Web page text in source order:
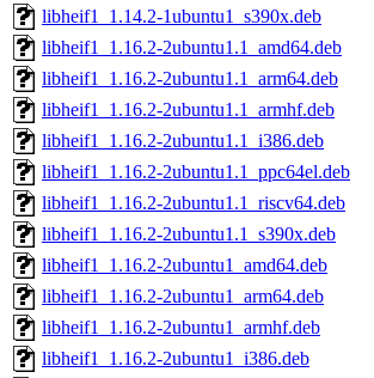
libheif1_1.14.2-1ubuntu1_s390x.deb
libheif1_1.16.2-2ubuntu1.1_amd64.deb
libheif1_1.16.2-2ubuntu1.1_arm64.deb
libheif1_1.16.2-2ubuntu1.1_armhf.deb
libheif1_1.16.2-2ubuntu1.1_i386.deb
libheif1_1.16.2-2ubuntu1.1_ppc64el.deb
libheif1_1.16.2-2ubuntu1.1_riscv64.deb
libheif1_1.16.2-2ubuntu1.1_s390x.deb
libheif1_1.16.2-2ubuntu1_amd64.deb
libheif1_1.16.2-2ubuntu1_arm64.deb
libheif1_1.16.2-2ubuntu1_armhf.deb
libheif1_1.16.2-2ubuntu1_i386.deb